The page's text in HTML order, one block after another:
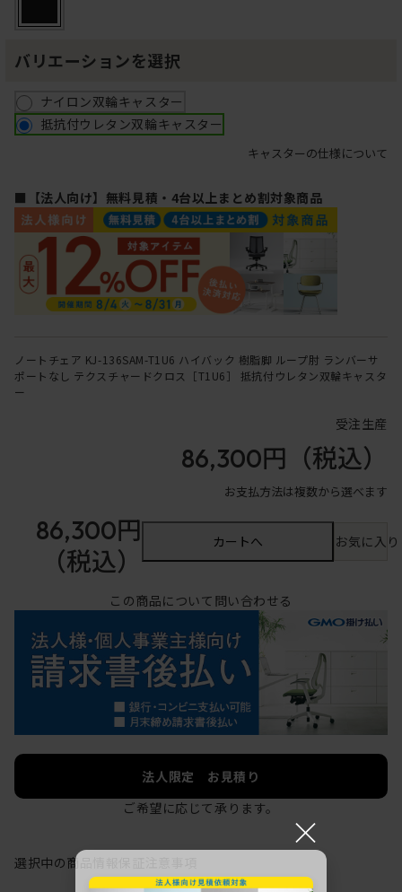
バリエーションを選択
ナイロン双輪キャスター
抵抗付ウレタン双輪キャスター
キャスターの仕様について
■【法人向け】無料見積・4台以上まとめ割対象商品
ノートチェア KJ-136SAM-T1U6 ハイバック 樹脂脚 ループ肘 ランバーサ
ポートなし テクスチャードクロス［T1U6］ 抵抗付ウレタン双輪キャスタ
ー
受注生産
86,300円 （税込）
お支払方法は複数から選べます
86,300円
（税込）
カートへ お気に入
この商品について問い合わせる
法人限定 お見積り
ご希望に応じて承ります。
選択中の商品情報
×